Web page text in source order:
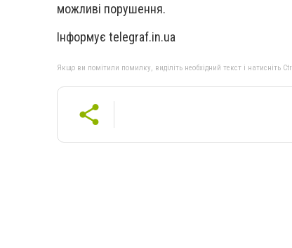
можливі порушення.
Інформує telegraf.in.ua
Якщо ви помітили помилку, виділіть необхідний текст і натисніть